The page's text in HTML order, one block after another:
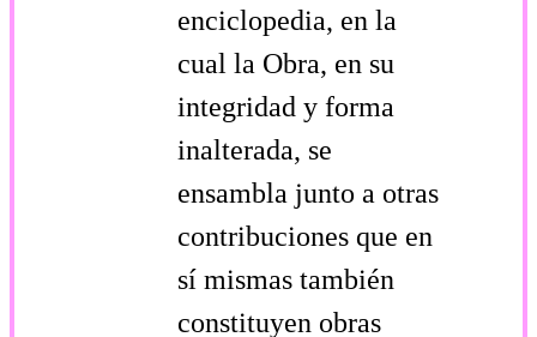
enciclopedia, en la
cual la Obra, en su
integridad y forma
inalterada, se
ensambla junto a otras
contribuciones que en
sí mismas también
constituyen obras